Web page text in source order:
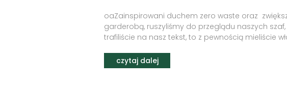
oaZainspirowani duchem zero waste oraz
garderobą, ruszyliśmy do przeglądu naszych
trafiliście na nasz tekst, to z pewnością mieliście
czytaj dalej